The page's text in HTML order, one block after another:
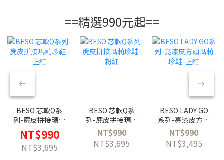
==精選990元起==
BESO 芯軟Q系
列-麂皮拼接瑪莉
珍鞋-正紅
NT$990
NT$3,695
BESO 芯軟Q系
列-麂皮拼接瑪莉
珍鞋-粉紅
NT$990
NT$3,695
BESO LADY GO
系列-亮漆皮方頭
瑪莉珍鞋-正紅
NT$990
NT$3,495